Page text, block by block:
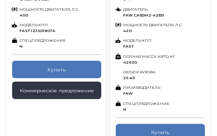
МОЩНОСТЬ ДВИГАТЕЛЯ, Л.С.
400
МОДЕЛЬ КПП
FAST 12JSD180TA
СПЕЦПРЕДЛОЖЕНИЕ
N
Купить
Коммерческое предложение
ДВИГАТЕЛЬ
FAW CA6DM2-42E51
МОЩНОСТЬ ДВИГАТЕЛЯ, Л.С.
420
МОДЕЛЬ КПП
FAST
ПОЛНАЯ МАССА АВТО, КГ
42600
ОБЪЕМ КУЗОВА
26 м3
ПРОИЗВОДИТЕЛЬ
FAW
СПЕЦПРЕДЛОЖЕНИЕ
N
Купить